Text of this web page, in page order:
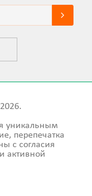
уникальным
перепечатка
с согласия
активной